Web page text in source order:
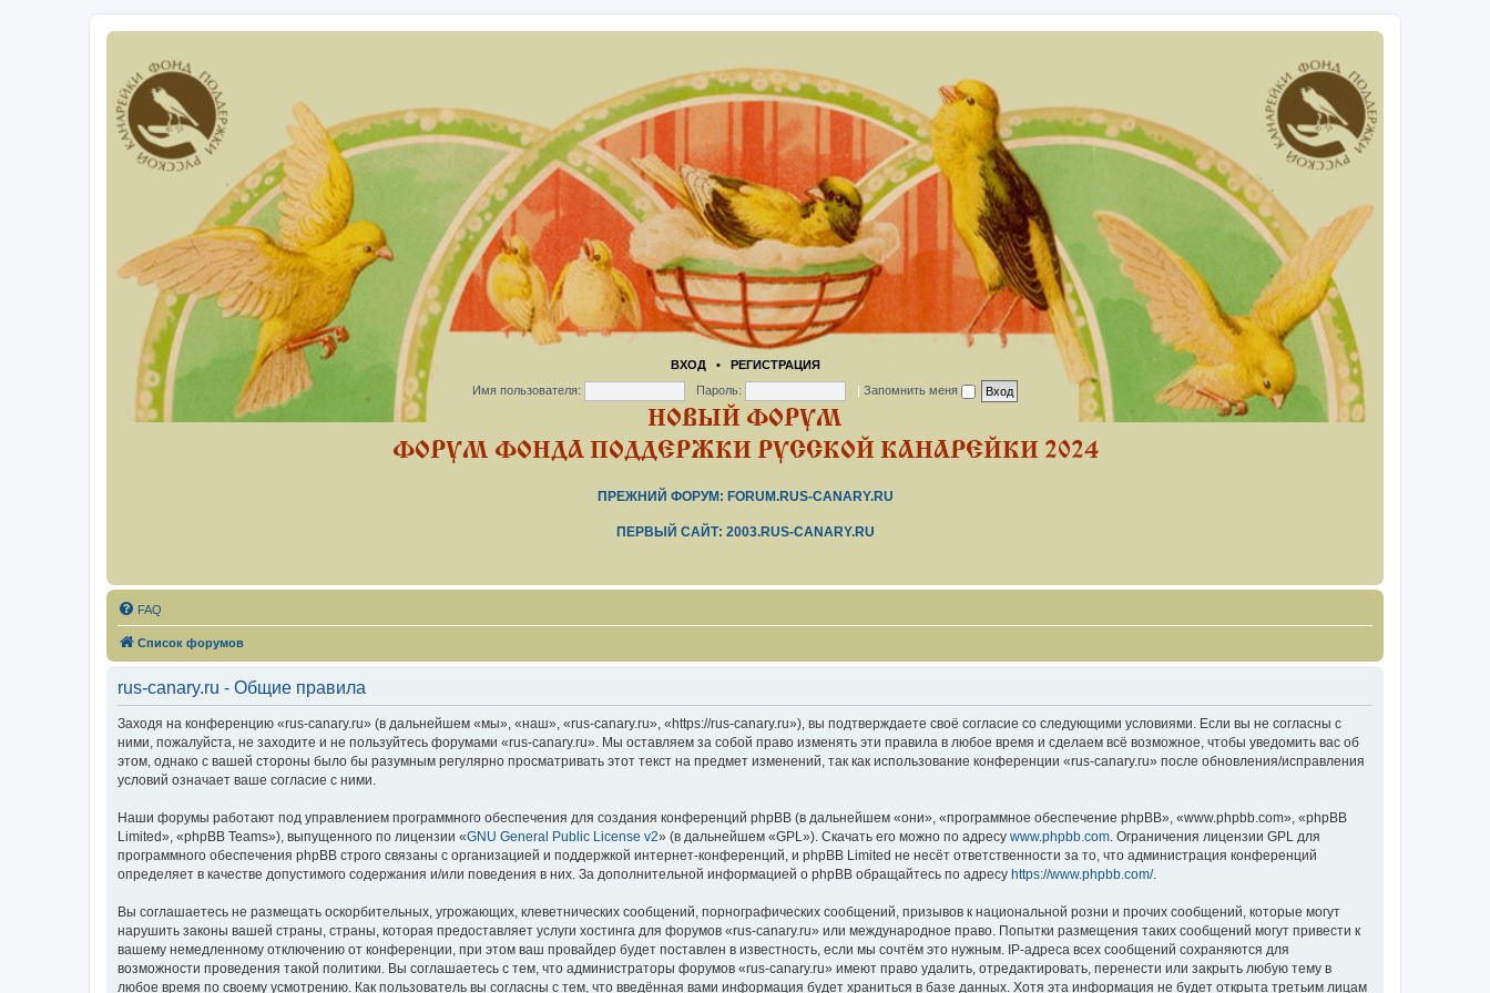
ВХОД• РЕГИСТРАЦИЯ
Имя пользователя:
Пароль: | Запомнить меня
НОВЫЙ ФОРУМ
ФОРУМ ФОНДА ПОДДЕРЖКИ РУССКОЙ КАНАРЕЙКИ 2024
ПРЕЖНИЙ ФОРУМ: FORUM.RUS-CANARY.RU
ПЕРВЫЙ САЙТ: 2003.RUS-CANARY.RU
FAQ
Список форумов
rus-canary.ru - Общие правила
Заходя на конференцию «rus-canary.ru» (в дальнейшем «мы», «наш», «rus-canary.ru», «https://rus-canary.ru»), вы подтверждаете своё согласие со следующими условиями. Если вы не согласны с
ними, пожалуйста, не заходите и не пользуйтесь форумами «rus-canary.ru». Мы оставляем за собой право изменять эти правила в любое время и сделаем всё возможное, чтобы уведомить вас об
этом, однако с вашей стороны было бы разумным регулярно просматривать этот текст на предмет изменений, так как использование конференции «rus-canary.ru» после обновления/исправления
условий означает ваше согласие с ними.
Наши форумы работают под управлением программного обеспечения для создания конференций phpBB (в дальнейшем «они», «программное обеспечение phpBB», «www.phpbb.com», «phpBB
Limited», «phpBB Teams»), выпущенного по лицензии «GNU General Public License v2» (в дальнейшем «GPL»). Скачать его можно по адресу www.phpbb.com . Ограничения лицензии GPL для
программного обеспечения phpBB строго связаны с организацией и поддержкой интернет-конференций, и phpBB Limited не несёт ответственности за то, что администрация конференций
определяет в качестве допустимого содержания и/или поведения в них. За дополнительной информацией о phpBB обращайтесь по адресу https://www.phpbb.com/.
Вы соглашаетесь не размещать оскорбительных, угрожающих, клеветнических сообщений, порнографических сообщений, призывов к национальной розни и прочих сообщений, которые могут
нарушить законы вашей страны, страны, которая предоставляет услуги хостинга для форумов «rus-canary.ru» или международное право. Попытки размещения таких сообщений могут привести к
вашему немедленному отключению от конференции, при этом ваш провайдер будет поставлен в известность, если мы сочтём это нужным. IP-адреса всех сообщений сохраняются для
возможности проведения такой политики. Вы соглашаетесь с тем, что администраторы форумов «rus-canary.ru» имеют право удалить, отредактировать, перенести или закрыть любую тему в
любое время по своему усмотрению. Как пользователь вы согласны с тем, что введённая вами информация будет храниться в базе данных. Хотя эта информация не будет открыта третьим лицам